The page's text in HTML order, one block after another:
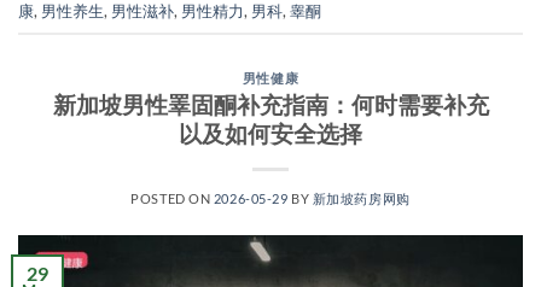
康, 男性养生, 男性滋补, 男性精力, 男科, 睾酮
男性健康
新加坡男性睪固酮补充指南：何时需要补充
以及如何安全选择
POSTED ON 2026-05-29 BY 新加坡药房网购
29